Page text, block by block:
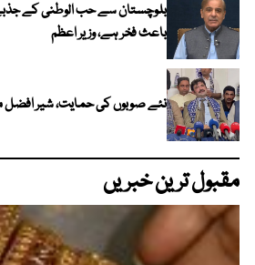
بلوچستان سے حب الوطنی کے
باعث فخر ہے، وزیر اعظم
نئے صوبوں کی حمایت، شیر افضل
مقبول ترین خبریں